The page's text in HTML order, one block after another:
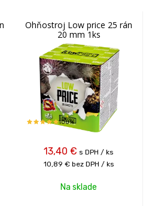
Ohňostroj Low price 25 rán
20 mm 1ks
100%
13,40 € s DPH / ks
10,89 € bez DPH / ks
Na sklade